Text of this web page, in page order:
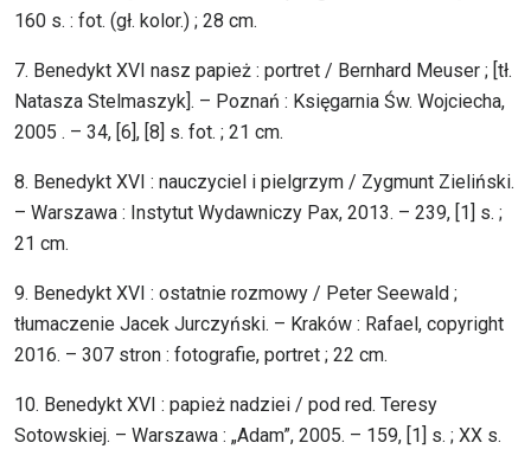
160 s. : fot. (gł. kolor.) ; 28 cm.
7. Benedykt XVI nasz papież : portret / Bernhard Meuser ; [tł.
Natasza Stelmaszyk]. – Poznań : Księgarnia Św. Wojciecha,
2005 . – 34, [6], [8] s. fot. ; 21 cm.
8. Benedykt XVI : nauczyciel i pielgrzym / Zygmunt Zieliński.
– Warszawa : Instytut Wydawniczy Pax, 2013. – 239, [1] s. ;
21 cm.
9. Benedykt XVI : ostatnie rozmowy / Peter Seewald ;
tłumaczenie Jacek Jurczyński. – Kraków : Rafael, copyright
2016. – 307 stron : fotografie, portret ; 22 cm.
10. Benedykt XVI : papież nadziei / pod red. Teresy
Sotowskiej. – Warszawa : „Adam”, 2005. – 159, [1] s. ; XX s.